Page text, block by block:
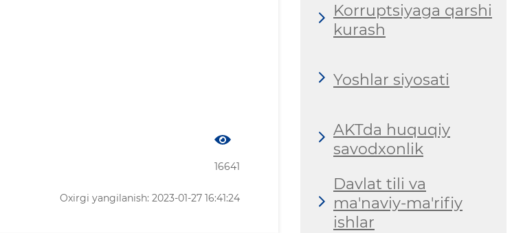
16641
Oxirgi yangilanish: 2023-01-27 16:41:24
Korruptsiyaga qarshi
kurash
Yoshlar siyosati
AKTda huquqiy
savodxonlik
Davlat tili va
ma'naviy-ma'rifiy
ishlar